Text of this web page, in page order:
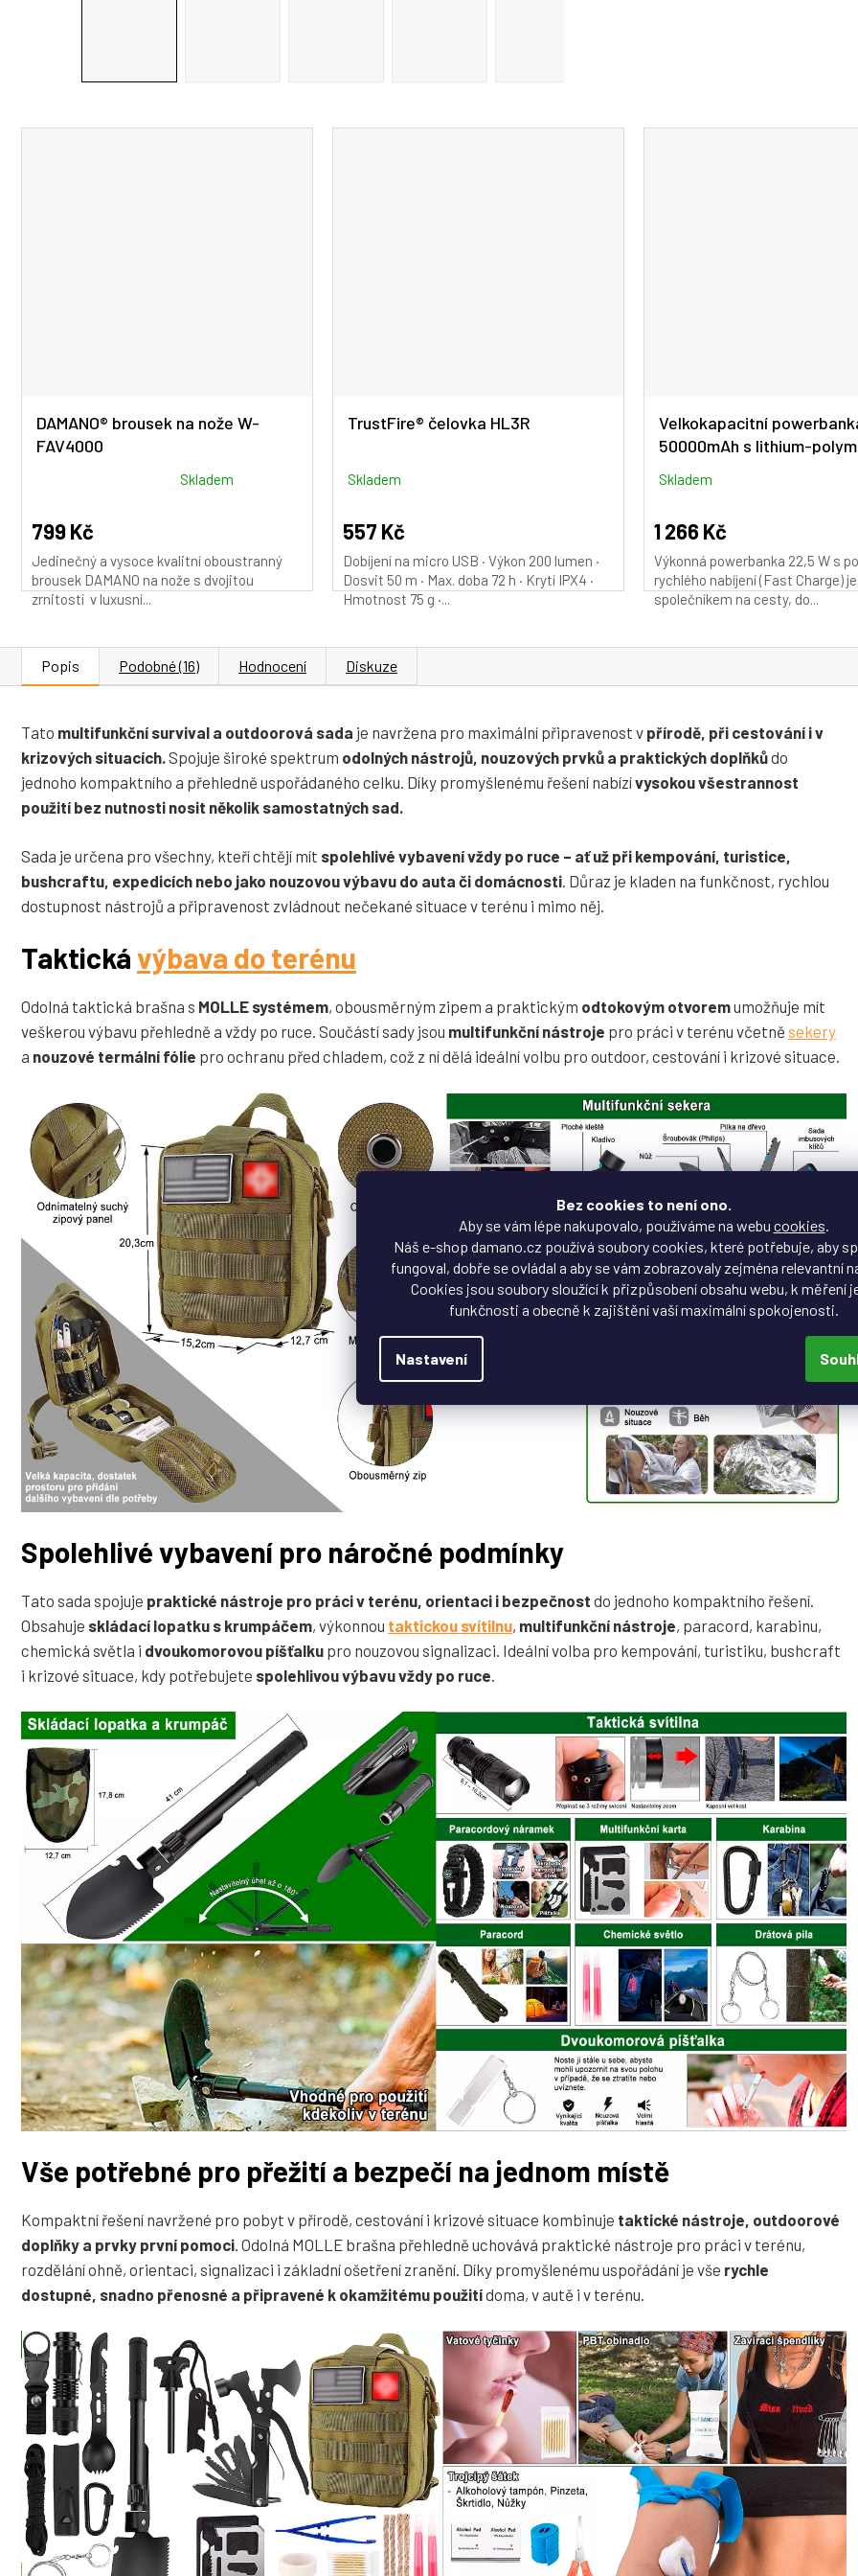
Bez cookies to není ono.
Aby se vám lépe nakupovalo, používáme na webu cookies.
Náš e-shop damano.cz používá soubory cookies, které potřebuje, aby
fungoval, dobře se ovládal a aby se vám zobrazovaly zejména relevantní
Cookies jsou soubory sloužící k přizpůsobení obsahu webu, k měření
funkčnosti a obecně k zajištění vaší maximální spokojenosti.
Nastavení
DAMANO® brousek na nože W-
FAV4000
produktu
je
5,0
z
5
Skladem
799 Kč
Jedinečný a vysoce kvalitní oboustranný
brousek DAMANO na nože s dvojitou
zrnitostí v luxusní...
TrustFire® čelovka HL3R
Skladem
557 Kč
Dobíjení na micro USB · Výkon 200 lumen ·
Dosvit 50 m · Max. doba 72 h · Krytí IPX4 ·
Hmotnost 75 g ·...
Velkokapacitní
50000mAh s lithium-
Skladem
1 266 Kč
Výkonná powerbanka 22,5 W s
rychlého nabíjení (Fast Charge)
společníkem na cesty, do...
Popis Podobné (16) Hodnocení Diskuze
Tato multifunkční survival a outdoorová sada je navržena pro maximální připravenost v přírodě, při cestování i v
krizových situacích. Spojuje široké spektrum odolných nástrojů, nouzových prvků a praktických doplňkůdo
jednoho kompaktního a přehledně uspořádaného celku. Díky promyšlenému řešení nabízívysokou všestrannost
použití bez nutnosti nosit několik samostatných sad.
Sada je určena pro všechny, kteří chtějí mít spolehlivé vybavení vždy po ruce – ať už při kempování, turistice,
bushcraftu, expedicích nebo jako nouzovou výbavu do auta či domácnosti . Důraz je kladen na funkčnost, rychlou
dostupnost nástrojů a připravenost zvládnout nečekané situace v terénu i mimo něj.
Taktickávýbava do terénu
Odolná taktická brašna s MOLLE systémem, obousměrným zipem a praktickým odtokovým otvoremumožňuje mít
veškerou výbavu přehledně a vždy po ruce. Součástí sady jsou multifunkční nástroje pro práci v terénu včetně sekery
a nouzové termální fólie pro ochranu před chladem, což z ní dělá ideální volbu pro outdoor, cestování i krizové situace.
Spolehlivé vybavení pro náročné podmínky
Tato sada spojuje praktické nástroje pro práci v terénu, orientaci i bezpečnost do jednoho kompaktního řešení.
Obsahuje skládací lopatku s krumpáčem, výkonnou taktickou svítilnu, multifunkční nástroje, paracord, karabinu,
chemická světla i dvoukomorovou píšťalku pro nouzovou signalizaci. Ideální volba pro kempování, turistiku, bushcraft
i krizové situace, kdy potřebujete spolehlivou výbavu vždy po ruce
Vše potřebné pro přežití a bezpečí na jednom místě
Kompaktní řešení navržené pro pobyt v přírodě, cestování i krizové situace kombinuje taktické nástroje, outdoorové
doplňky a prvky první pomoci . Odolná MOLLE brašna přehledně uchovává praktické nástroje pro práci v terénu,
rozdělání ohně, orientaci, signalizaci i základní ošetření zranění. Díky promyšlenému uspořádání je vše rychle
dostupné, snadno přenosné a připravené k okamžitému použitídoma, v autě i v terénu.